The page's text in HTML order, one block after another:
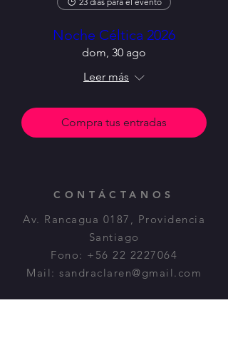
Noche Céltica 2026
dom, 30 ago
Leer más
Compra tus entradas
CONTÁCTANOS
Av. Rancagua 0187, Providencia
Santiago
Fono: +56 22 2227064
Mail: sandraclaren@gmail.com